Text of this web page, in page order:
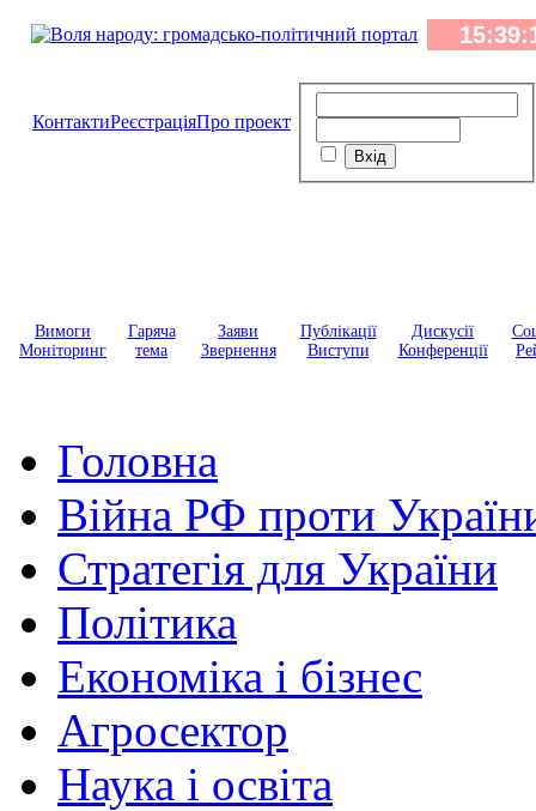
КонтактиРеєстраціяПро проект
Вимоги
Моніторинг
Гаряча
тема
Заяви
Звернення
Публікації
Виступи
Дискусії
Конференції
Головна
Війна РФ проти
Стратегія для України
Політика
Економіка і бізнес
Агросектор
Наука і освіта